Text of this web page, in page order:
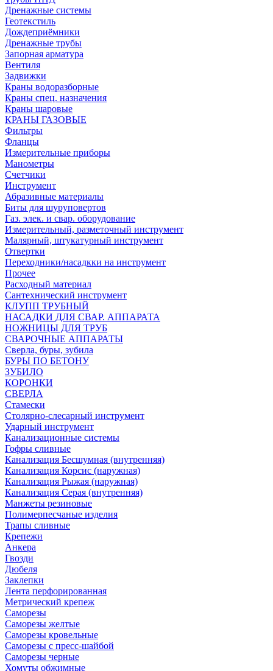
Дренажные системы
Геотекстиль
Дождеприёмники
Дренажные трубы
Запорная арматура
Вентиля
Задвижки
Краны водоразборные
Краны спец. назначения
Краны шаровые
КРАНЫ ГАЗОВЫЕ
Фильтры
Фланцы
Измерительные приборы
Манометры
Счетчики
Инструмент
Абразивные материалы
Биты для шуруповертов
Газ. элек. и свар. оборудование
Измерительный, разметочный инструмент
Малярный, штукатурный инструмент
Отвертки
Переходники/насадкки на инструмент
Прочее
Расходный материал
Сантехнический инструмент
КЛУПП ТРУБНЫЙ
НАСАДКИ ДЛЯ СВАР. АППАРАТА
НОЖНИЦЫ ДЛЯ ТРУБ
СВАРОЧНЫЕ АППАРАТЫ
Сверла, буры, зубила
БУРЫ ПО БЕТОНУ
ЗУБИЛО
КОРОНКИ
СВЕРЛА
Стамески
Столярно-слесарный инструмент
Ударный инструмент
Канализационные системы
Гофры сливные
Канализация Бесшумная (внутренняя)
Канализация Корсис (наружная)
Канализация Рыжая (наружная)
Канализация Серая (внутренняя)
Манжеты резиновые
Полимерпесчаные изделия
Трапы сливные
Крепежи
Анкера
Гвозди
Дюбеля
Заклепки
Лента перфорированная
Метрический крепеж
Саморезы
Саморезы желтые
Саморезы кровельные
Саморезы с пресс-шайбой
Саморезы черные
Хомуты обжимные